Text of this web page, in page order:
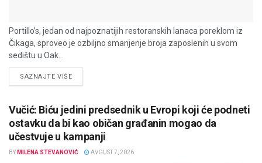
Portillo’s, jedan od najpoznatijih restoranskih lanaca poreklom iz
Čikaga, sproveo je ozbiljno smanjenje broja zaposlenih u svom
sedištu u Oak...
SAZNAJTE VIŠEDETAILS
Vučić: Biću jedini predsednik u Evropi koji će podneti
ostavku da bi kao običan građanin mogao da
učestvuje u kampanji
BY MILENA STEVANOVIĆ AVGUST 7, 2026